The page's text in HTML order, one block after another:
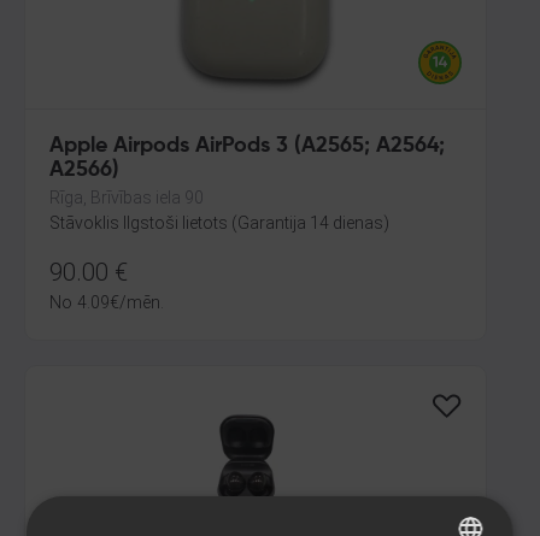
Apple Airpods AirPods 3 (A2565; A2564;
A2566)
Rīga, Brīvības iela 90
Stāvoklis Ilgstoši lietots (Garantija 14 dienas)
90.00 €
No 4.09€/mēn.